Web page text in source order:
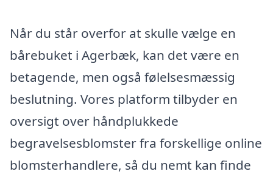
Når du står overfor at skulle vælge en
bårebuket i Agerbæk, kan det være en
betagende, men også følelsesmæssig
beslutning. Vores platform tilbyder en
oversigt over håndplukkede
begravelsesblomster fra forskellige online
blomsterhandlere, så du nemt kan finde